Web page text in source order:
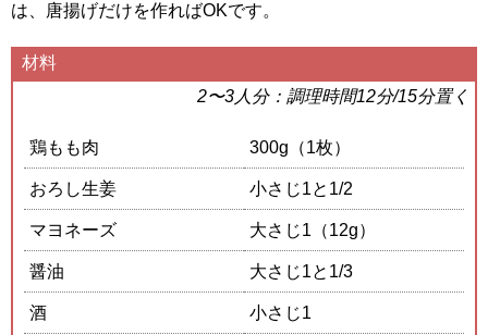
は、唐揚げだけを作ればOKです。
材料
2〜3人分：調理時間12分/15分置く
鶏もも肉 300g（1枚）
おろし生姜 小さじ1と1/2
マヨネーズ 大さじ1（12g）
醤油 大さじ1と1/3
酒 小さじ1